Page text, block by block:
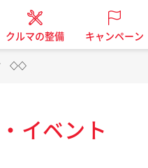
クルマの整備 キャンペーン
◇◇
イベント